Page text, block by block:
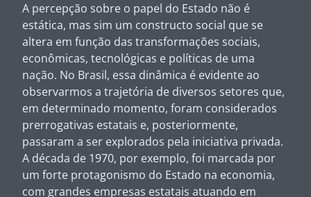
A percepção sobre o papel do Estado não é
estática, mas sim um constructo social que se
altera em função das transformações sociais,
econômicas, tecnológicas e políticas de uma
nação. No Brasil, essa dinâmica é evidente ao
observarmos a trajetória de diversos setores que,
em determinado momento, foram considerados
prerrogativas estatais e, posteriormente,
passaram a ser explorados pela iniciativa privada.
A década de 1970, por exemplo, foi marcada por
um forte protagonismo do Estado na economia,
com grandes empresas estatais atuando em